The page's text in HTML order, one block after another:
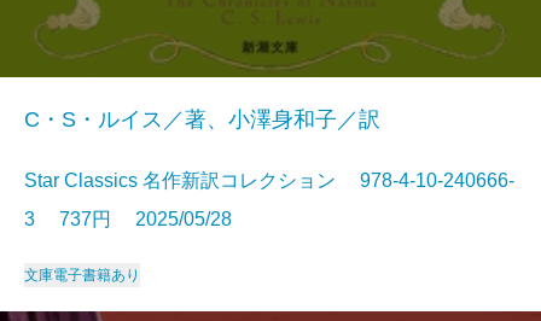
C・S・ルイス／著、小澤身和子／訳
Star Classics 名作新訳コレクション 978-4-10-240666-
3 737円 2025/05/28
文庫電子書籍あり